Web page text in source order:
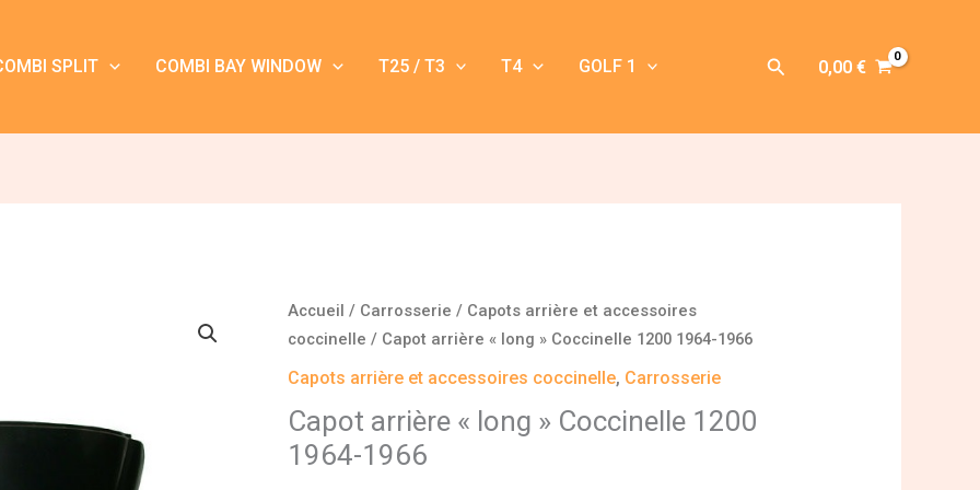
SPLIT COMBI BAY WINDOW T25 / T3 T4 GOLF 1 Rechercher
0,00 €
Accueil / Carrosserie / Capots arrière et accessoires
coccinelle / Capot arrière « long » Coccinelle 1200 1964-1966
Capots arrière et accessoires coccinelle, Carrosserie
Capot arrière « long » Coccinelle 1200
1964-1966
quantité
de
Capot
« long »
Coccinelle